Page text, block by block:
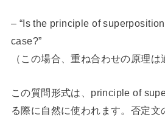
– “Is the principle of
case?”
（この場合、重ね合わせの原理は
この質問形式は、principle of
る際に自然に使われます。否定文